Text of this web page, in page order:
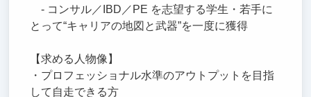
‐ コンサル／IBD／PE を志望する学生・若手に
とって“キャリアの地図と武器”を一度に獲得
【求める人物像】
・プロフェッショナル水準のアウトプットを目指
して自走できる方